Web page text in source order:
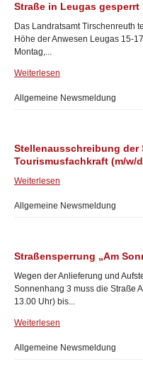
Straße in Leugas gesperrt
Das Landratsamt Tirschenreuth
Höhe der Anwesen Leugas 15-
Montag,...
Weiterlesen
Allgemeine Newsmeldung
Stellenausschreibung der
Tourismusfachkraft (m/w/
Weiterlesen
Allgemeine Newsmeldung
Straßensperrung „Am
Wegen der Anlieferung und
Sonnenhang 3 muss die Straße
13.00 Uhr) bis...
Weiterlesen
Allgemeine Newsmeldung